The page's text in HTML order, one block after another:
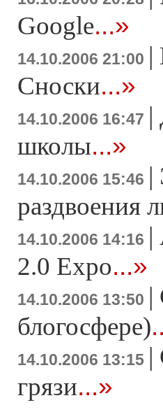
Google...»
14.10.2006 21:00 |
Сноски...»
14.10.2006 16:47 |
школы...»
14.10.2006 15:46 |
раздвоения
14.10.2006 14:16 |
2.0 Expo...»
14.10.2006 13:50 |
блогосфере)
14.10.2006 13:15 |
грязи...»